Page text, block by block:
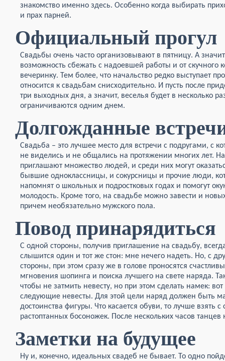
знакомство именно здесь. Особенно когда выбирать
и прах парней.
Официальный прогул
Свадьбы очень часто организовывают в пятницу. А
возможность сбежать с надоевшей работы и от
вечеринку. Тем более, что начальство редко выступает
относится к свадьбам снисходительно. И пусть после
три выходных дня, а значит, веселья будет в несколько
ограничиваются одним днем.
Долгожданные
Свадьба – это лучшее место для встречи с подругами, с
не виделись и не общались на протяжении многих лет.
приглашают множество людей, и среди них могут
бывшие одноклассницы, и сокурсницы и прочие люди,
напомнят о школьных и подростковых годах и помогут
молодость. Кроме того, на свадьбе можно завести и
причем необязательно мужского пола.
Повод принарядиться
С одной стороны, получив приглашение на свадьбу,
слышится один и тот же стон: мне нечего надеть. Но, с
стороны, при этом сразу же в голове проносятся
мгновения шопинга и поиска лучшего на свете наряда.
чтобы не затмить невесту, но при этом сделать намек:
следующие невесты. Для этой цели наряд должен быть
достоинства фигуры. Что касается обуви, то лучше взять
растоптанных босоножек. После нескольких часов танцев
Заметки на будущее
Ну и, конечно, идеальных свадеб не бывает. То одно